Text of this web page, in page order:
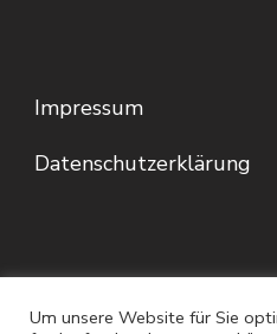
Impressum
Datenschutzerklärung
Um unsere Website für Sie